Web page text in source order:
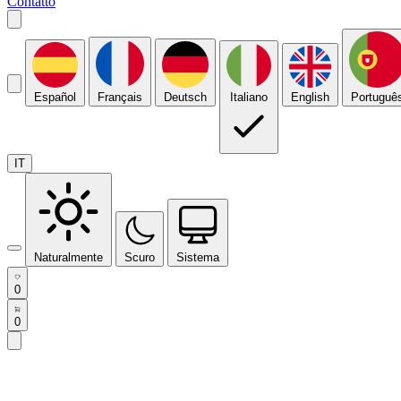
Español Français Deutsch Italiano English
IT
Naturalmente Scuro Sistema
0
0